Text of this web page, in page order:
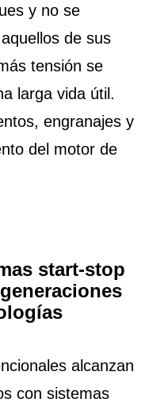
y no se
de sus
tensión se
larga vida útil.
engranajes y
del motor de
start-stop
alcanzan
con sistemas